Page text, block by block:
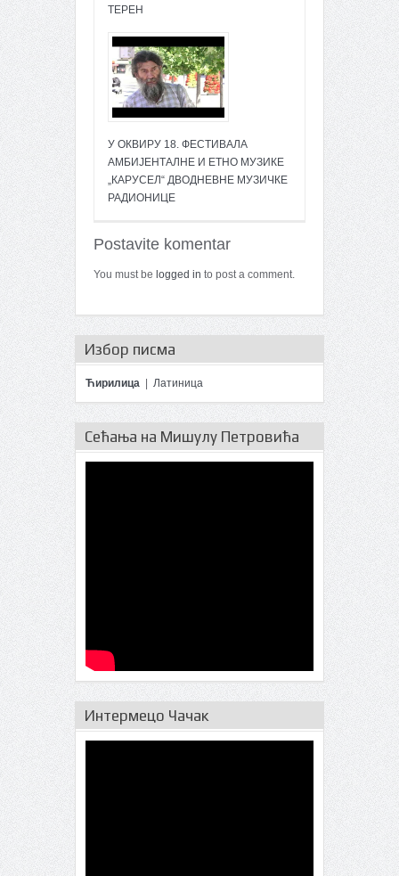
ТЕРЕН
У ОКВИРУ 18. ФЕСТИВАЛА
АМБИЈЕНТАЛНЕ И ЕТНО МУЗИКЕ
„КАРУСЕЛ“ ДВОДНЕВНЕ МУЗИЧКЕ
РАДИОНИЦЕ
Postavite komentar
You must be logged in to post a comment.
Избор писма
Ћирилица Латиница
Сећања на Мишулу Петровића
Интермецо Чачак